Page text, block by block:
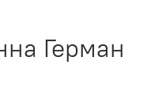
Герман